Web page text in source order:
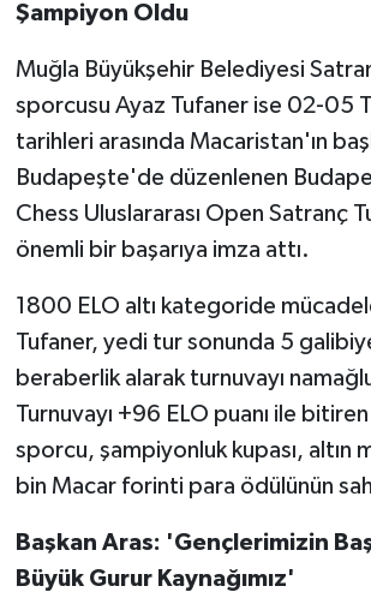
Şampiyon Oldu
Muğla Büyükşehir Belediyesi
sporcusu Ayaz Tufaner ise 02-05
tarihleri arasında Macaristan'ın
Budapeşte'de düzenlenen
Chess Uluslararası Open Satranç
önemli bir başarıya imza attı.
1800 ELO altı kategoride
Tufaner, yedi tur sonunda 5
beraberlik alarak turnuvayı
Turnuvayı +96 ELO puanı ile bitiren
sporcu, şampiyonluk kupası, altın
bin Macar forinti para ödülünün
Başkan Aras: 'Gençlerimizin
Büyük Gurur Kaynağımız'